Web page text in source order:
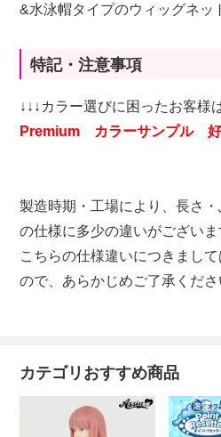
&水泳帽タイプのウィッグネッ
特記・注意事項
↓↓↓カラー選びに困ったお客様
Premium カラーサンプル 好
製造時期・工場により、長さ
の仕様に多少の違いがございま
こちらの仕様違いにつきまし
ので、あらかじめご了承くださ
カテゴリおすすめ商品